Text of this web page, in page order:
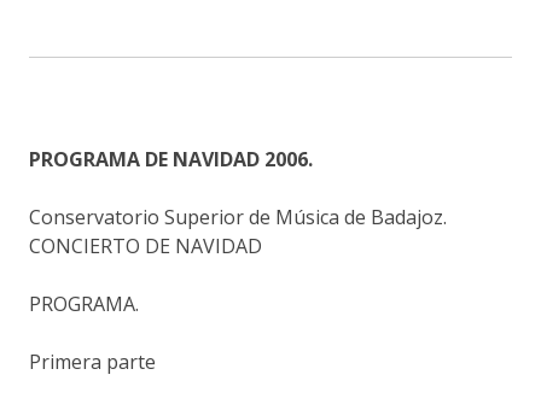
PROGRAMA DE NAVIDAD 2006.
Conservatorio Superior de Música de Badajoz.
CONCIERTO DE NAVIDAD
PROGRAMA.
Primera parte